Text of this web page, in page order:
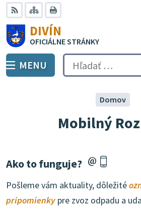
Preskočiť
na
obsah
RSS Mapa
DIVÍN
OFICIÁLNE STRÁNKY
PREPNÚŤ
MENU Hľadať:
Mobilný
Domov
Ako to funguje?
Pošleme vám aktuality, dôležité
pripomienky pre zvoz odpadu a